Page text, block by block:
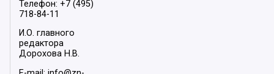
Телефон: +7 (495)
718-84-11
И.О. главного
редактора
Дорохова Н.В.